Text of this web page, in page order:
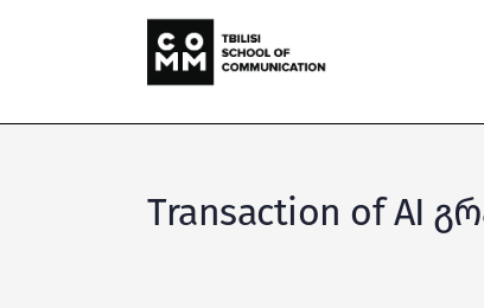
Transaction of AI